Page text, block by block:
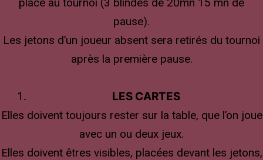
pause).
Les jetons d’un joueur absent sera retirés du tournoi
après la première pause.
LES CARTES
Elles doivent toujours rester sur la table, que l’on joue
avec un ou deux jeux.
Elles doivent êtres visibles, placées devant les jetons,